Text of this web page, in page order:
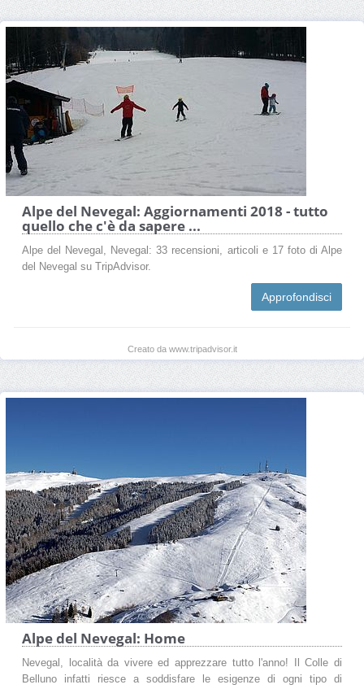
Alpe del Nevegal: Aggiornamenti 2018 - tutto
quello che c'è da sapere ...
Alpe del Nevegal, Nevegal: 33 recensioni, articoli e 17 foto di Alpe
del Nevegal su TripAdvisor.
Approfondisci
Creato da www.tripadvisor.it
Alpe del Nevegal: Home
Nevegal, località da vivere ed apprezzare tutto l'anno! Il Colle di
Belluno infatti riesce a soddisfare le esigenze di ogni tipo di